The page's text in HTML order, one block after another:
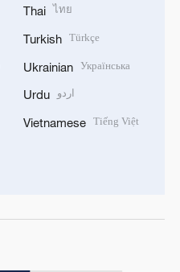
Thai ไทย
Turkish Türkçe
Ukrainian Українська
Urdu اردو
Vietnamese Tiếng Việt